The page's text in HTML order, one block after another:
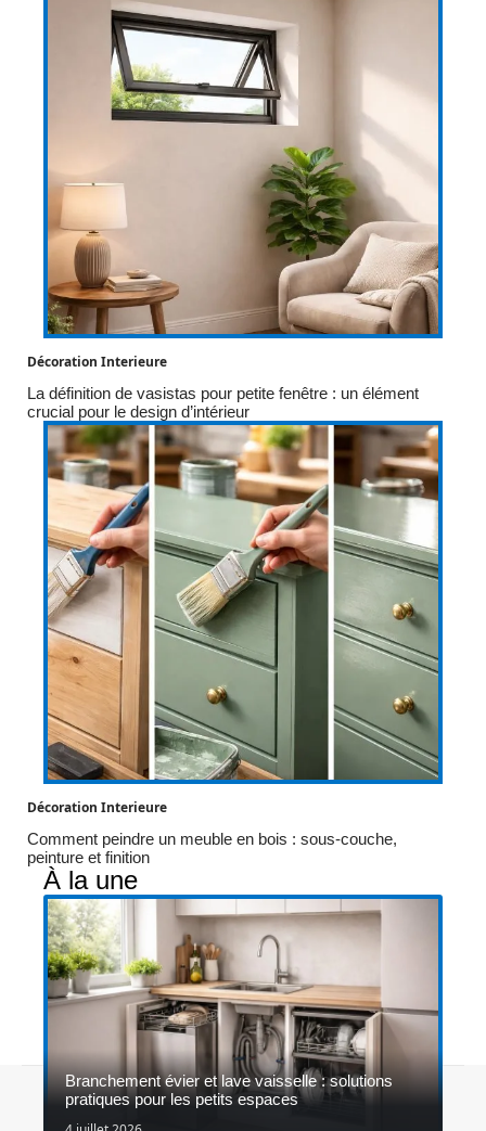
Décoration Interieure
La définition de vasistas pour petite fenêtre : un élément
crucial pour le design d’intérieur
Décoration Interieure
Comment peindre un meuble en bois : sous-couche,
peinture et finition
À la une
Branchement évier et lave vaisselle : solutions
pratiques pour les petits espaces
Contact Mentions légales Sitemap